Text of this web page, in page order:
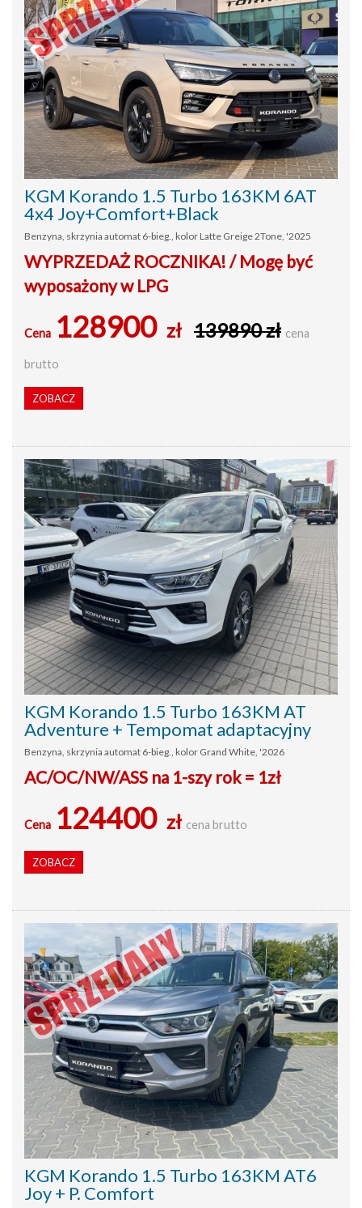
KGM Korando 1.5 Turbo 163KM 6AT
4x4 Joy+Comfort+Black
Benzyna, skrzynia automat 6-bieg., kolor Latte Greige 2Tone, '2025
WYPRZEDAŻ ROCZNIKA! / Mogę być
wyposażony w LPG
Cena 128900 zł 139890 zł cena
brutto
ZOBACZ
KGM Korando 1.5 Turbo 163KM AT
Adventure + Tempomat adaptacyjny
Benzyna, skrzynia automat 6-bieg., kolor Grand White, '2026
AC/OC/NW/ASS na 1-szy rok = 1zł
Cena 124400 zł cena brutto
ZOBACZ
KGM Korando 1.5 Turbo 163KM AT6
Joy + P. Comfort